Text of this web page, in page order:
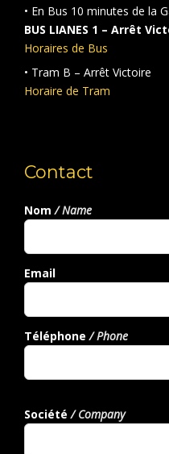
• En Bus 10 minutes de la
BUS LIANES 1 – Arrêt
Horaires de Bus
• Tram B – Arrêt Victoire
Horaire de Tram
Contact
Nom/ Name
Email
Téléphone/ Phone
Société/ Company